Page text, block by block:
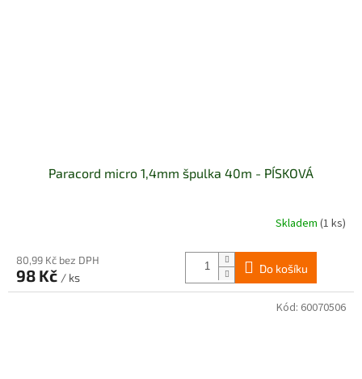
Paracord micro 1,4mm špulka 40m - PÍSKOVÁ
Skladem (1 ks)
80,99 Kč bez DPH
98 Kč / ks
Do košíku
Kód: 60070506